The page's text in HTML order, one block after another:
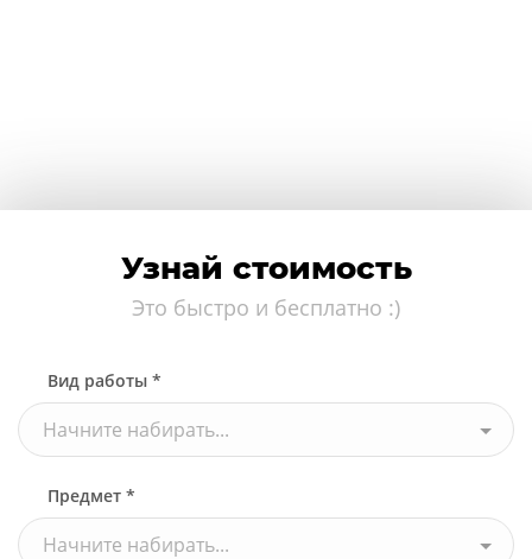
Узнай стоимость
Это быстро и бесплатно :)
Вид работы *
Начните набирать...
Предмет *
Начните набирать...